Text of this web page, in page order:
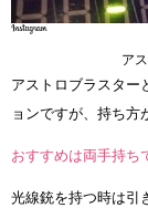
ア
アストロブラスター
ョンですが、持ち方
おすすめは両手持ち
光線銃を持つ時は引